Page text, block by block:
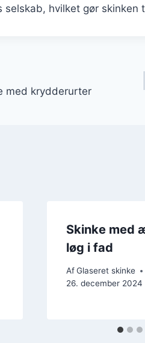
selskab, hvilket gør
med krydderurter
Skinke med
løg i fad
Af Glaseret skinke
26. december 2024